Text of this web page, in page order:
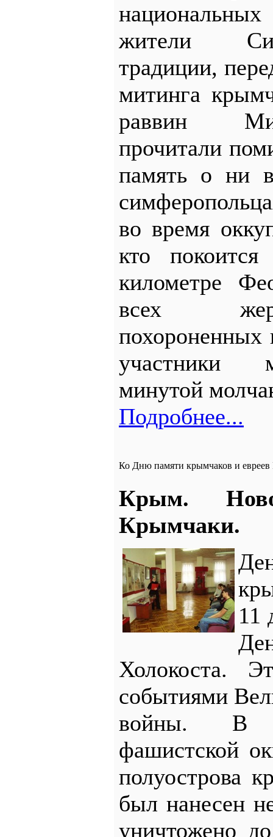
жители
традиции,
митинга
раввин
прочитали
память о ни
во время
кто
километре
всех
похороненных
участники
минутой
Подробнее...
Ко Дню памяти крымчаков и
Крым.
Крымчаки.
11
Холокоста.
событиями
войны. В
фашистской
полуострова
был нанесен
уничтожено